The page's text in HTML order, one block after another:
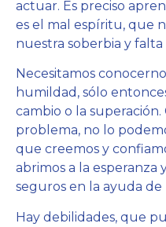
actuar. Es preciso
es el mal espíritu, que
nuestra soberbia y
Necesitamos
humildad, sólo
cambio o la
problema, no lo
que creemos y
abrimos a la esperanza
seguros en la ayuda de
Hay debilidades, que